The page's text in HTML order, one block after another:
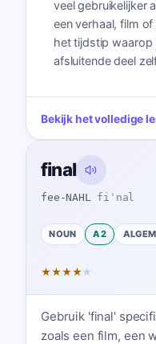
veel gebruikelijker
een verhaal, film
het tijdstip waarop
afsluitende deel
Bekijk het volledige
final
fee-NAHL fiˈnal
NOUN A2
★★★★★
Gebruik 'final'
zoals een film, een